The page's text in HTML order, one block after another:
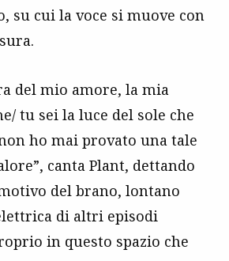
su cui la voce si muove con
del mio amore, la mia
tu sei la luce del sole che
ho mai provato una tale
canta Plant, dettando
del brano, lontano
di altri episodi
in questo spazio che